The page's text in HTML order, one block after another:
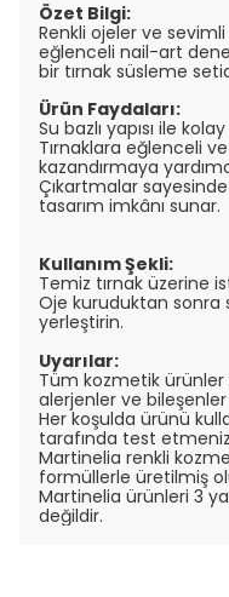
Özet Bilgi:
Renkli ojeler ve
eğlenceli nail-art
bir tırnak süsleme
Ürün Faydaları:
Su bazlı yapısı ile
Tırnaklara eğlenceli
kazandırmaya
Çıkartmalar sayesinde
tasarım imkânı sunar.
Kullanım Şekli:
Temiz tırnak üzerine
Oje kuruduktan sonra
yerleştirin.
Uyarılar:
Tüm kozmetik
alerjenler ve
Her koşulda ürünü
tarafında test
Martinelia renkli
formüllerle üretilmiş
Martinelia ürünleri 3
değildir.